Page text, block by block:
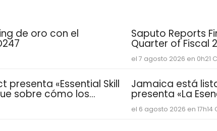
de oro con el Saputo Reports
Quarter of Fiscal
el 7 agosto 2026 en 0h21
presenta «Essential Skill
sobre cómo los
las
distintivas que
Jamaica está
presenta «La
vacacional para
el 6 agosto 2026 en 17h14